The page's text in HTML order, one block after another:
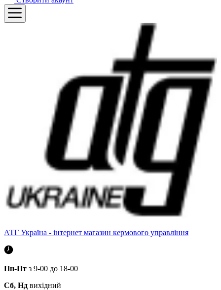
АТГ Україна - інтернет магазин кермового управління
Пн-Пт з 9-00 до 18-00
Сб, Нд вихідний